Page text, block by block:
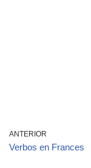
ANTERIOR
Verbos en Frances